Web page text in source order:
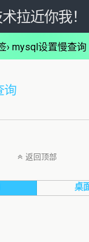
拉近你我！
› mysql设置慢查询
询
返回顶部
桌